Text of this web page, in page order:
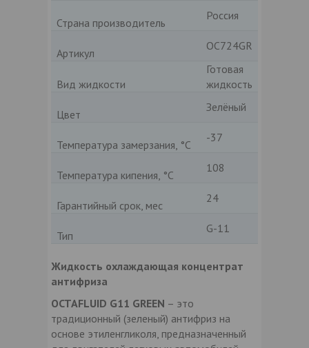
Страна производитель
Россия
Артикул
OC724GR
Вид жидкости
Готовая
жидкость
Цвет
Зелёный
Температура замерзания, °С
-37
Температура кипения, °С
108
Гарантийный срок, мес
24
Тип
G-11
Жидкость охлаждающая концентрат
антифриза
OCTAFLUID G11 GREEN – это
традиционный (зеленый) антифриз на
основе этиленгликоля, предназначенный